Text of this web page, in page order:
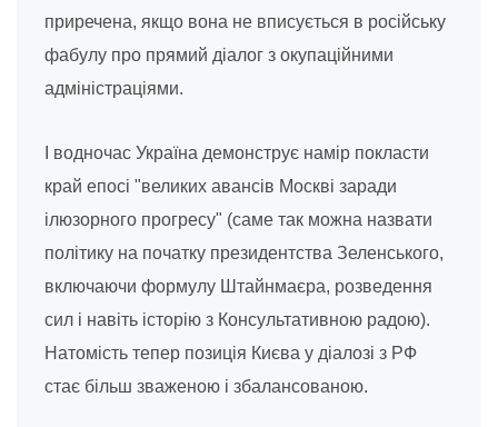
приречена, якщо вона не вписується в російську
фабулу про прямий діалог з окупаційними
адміністраціями.
І водночас Україна демонструє намір покласти
край епосі "великих авансів Москві заради
ілюзорного прогресу" (саме так можна назвати
політику на початку президентства Зеленського,
включаючи формулу Штайнмаєра, розведення
сил і навіть історію з Консультативною радою).
Натомість тепер позиція Києва у діалозі з РФ
стає більш зваженою і збалансованою.